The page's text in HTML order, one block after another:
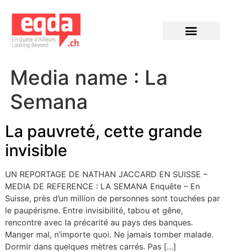
Media name : La
Semana
La pauvreté, cette grande
invisible
UN REPORTAGE DE NATHAN JACCARD EN SUISSE –
MEDIA DE REFERENCE : LA SEMANA Enquête – En
Suisse, près d’un million de personnes sont touchées par
le paupérisme. Entre invisibilité, tabou et gêne,
rencontre avec la précarité au pays des banques.
Manger mal, n’importe quoi. Ne jamais tomber malade.
Dormir dans quelques mètres carrés. Pas […]